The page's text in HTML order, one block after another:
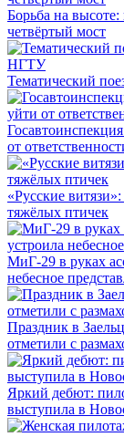
Борьба на
четвёртый мост
Тематический
от
«Русские
тяжёлых птичек
МиГ-29 в руках
небесное
Праздник в
отметили с
Яркий дебют:
выступила в